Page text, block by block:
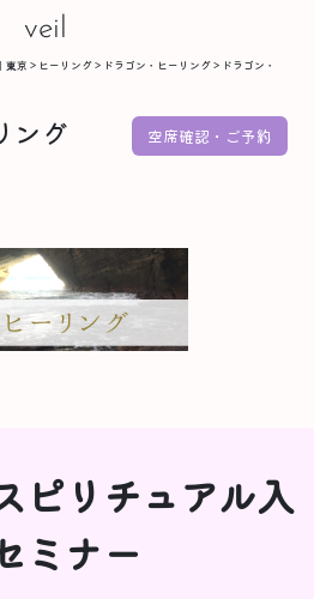
veil
東京 > ヒーリング> ドラゴン・ヒーリング> ドラゴン・
ング 空席確認・ご予約
ピリチュアル入
ミナー